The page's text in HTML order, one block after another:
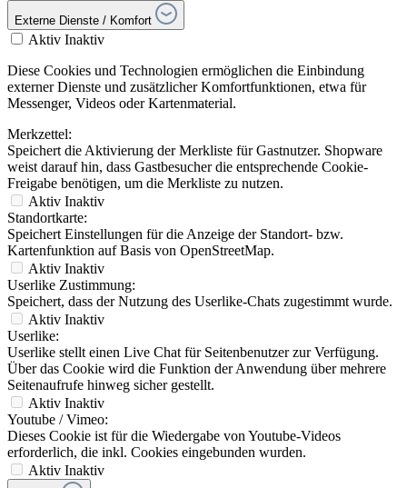
Externe Dienste / Komfort
Aktiv Inaktiv
Diese Cookies und Technologien ermöglichen die Einbindung
externer Dienste und zusätzlicher Komfortfunktionen, etwa für
Messenger, Videos oder Kartenmaterial.
Merkzettel:
Speichert die Aktivierung der Merkliste für Gastnutzer. Shopware
weist darauf hin, dass Gastbesucher die entsprechende Cookie-
Freigabe benötigen, um die Merkliste zu nutzen.
Aktiv Inaktiv
Standortkarte:
Speichert Einstellungen für die Anzeige der Standort- bzw.
Kartenfunktion auf Basis von OpenStreetMap.
Aktiv Inaktiv
Userlike Zustimmung:
Speichert, dass der Nutzung des Userlike-Chats zugestimmt wurde.
Aktiv Inaktiv
Userlike:
Userlike stellt einen Live Chat für Seitenbenutzer zur Verfügung.
Über das Cookie wird die Funktion der Anwendung über mehrere
Seitenaufrufe hinweg sicher gestellt.
Aktiv Inaktiv
Youtube / Vimeo:
Dieses Cookie ist für die Wiedergabe von Youtube-Videos
erforderlich, die inkl. Cookies eingebunden wurden.
Aktiv Inaktiv